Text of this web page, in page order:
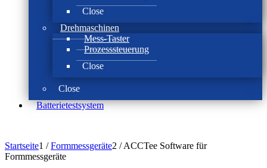
Close
Drehmaschinen
Mess-Taster
Prozesssteuerung
Close
Close
Batterie­test­system
Startseite1 / Formmessgeräte2 / ACCTee Software für
Formmessgeräte